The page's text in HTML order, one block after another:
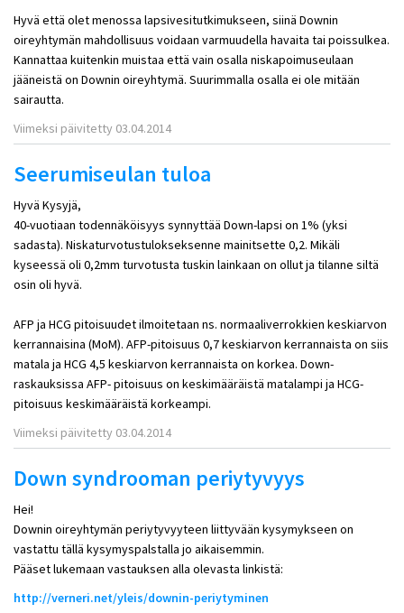
Hyvä että olet menossa lapsivesitutkimukseen, siinä Downin
oireyhtymän mahdollisuus voidaan varmuudella havaita tai poissulkea.
Kannattaa kuitenkin muistaa että vain osalla niskapoimuseulaan
jääneistä on Downin oireyhtymä. Suurimmalla osalla ei ole mitään
sairautta.
Viimeksi päivitetty 03.04.2014
Seerumiseulan tuloa
Hyvä Kysyjä,
40-vuotiaan todennäköisyys synnyttää Down-lapsi on 1% (yksi
sadasta). Niskaturvotustulokseksenne mainitsette 0,2. Mikäli
kyseessä oli 0,2mm turvotusta tuskin lainkaan on ollut ja tilanne siltä
osin oli hyvä.
AFP ja HCG pitoisuudet ilmoitetaan ns. normaaliverrokkien keskiarvon
kerrannaisina (MoM). AFP-pitoisuus 0,7 keskiarvon kerrannaista on siis
matala ja HCG 4,5 keskiarvon kerrannaista on korkea. Down-
raskauksissa AFP- pitoisuus on keskimääräistä matalampi ja HCG-
pitoisuus keskimääräistä korkeampi.
Viimeksi päivitetty 03.04.2014
Down syndrooman periytyvyys
Hei!
Downin oireyhtymän periytyvyyteen liittyvään kysymykseen on
vastattu tällä kysymyspalstalla jo aikaisemmin.
Pääset lukemaan vastauksen alla olevasta linkistä:
http://verneri.net/yleis/downin-periytyminen